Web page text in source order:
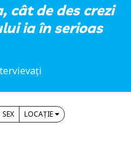
cât de des crezi
ia în serioas
SEX LOCAȚIE